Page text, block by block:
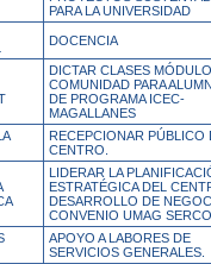
PARA LA UNIVERSIDAD
DOCENCIA
DICTAR CLASES MÓDULO
COMUNIDAD PARA
DE PROGRAMA ICEC-
MAGALLANES
RECEPCIONAR PÚBLICO
CENTRO.
LIDERAR LA
ESTRATÉGICA DEL
DESARROLLO DE
CONVENIO UMAG
APOYO A LABORES DE
SERVICIOS GENERALES.